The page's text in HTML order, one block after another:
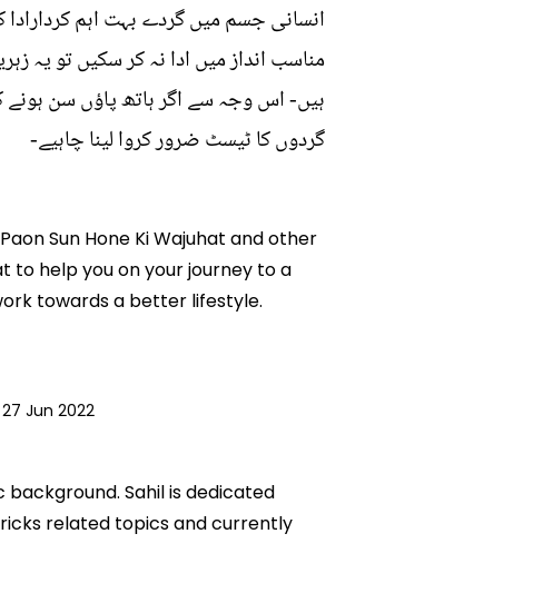
انسانی جسم میں گردے بہت اہم
مناسب انداز میں ادا نہ کر سکیں تو یہ
ہیں- اس وجہ سے اگر ہاتھ پاؤں سن
گردوں کا ٹیسٹ ضرور کروا لینا چاہیے-
Sun Hone Ki Wajuhat and other
to help you on your journey to a
towards a better lifestyle.
27 Jun 2022
Sahil is dedicated
related topics and currently